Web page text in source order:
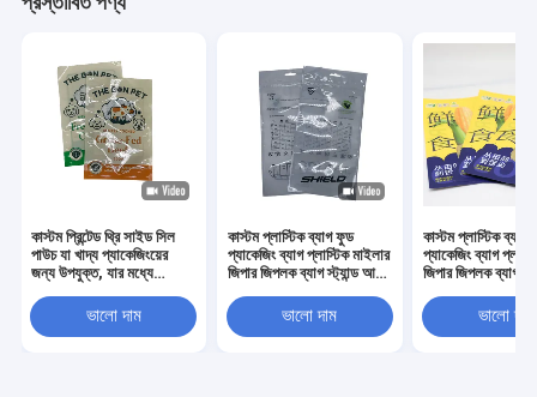
কাস্টম প্রিন্টেড থ্রি সাইড সিল
পাউচ যা খাদ্য প্যাকেজিংয়ের
জন্য উপযুক্ত, যার মধ্যে
এবং শুকনো খাবার অন্তর্ভুক্ত
রয়েছে, টিয়ার নচ এবং জিপার সহ
ভালো দাম
কাস্টম প্লাস্টিক ব্যাগ ফুড
প্যাকেজিং ব্যাগ প্লাস্টিক মাইলার
জিপার জিপলক ব্যাগ স্ট্যান্ড আপ
মশলা প্যাকেজিংভালো দাম
কাস্টম প্লাস্টিক ব্যাগ
প্যাকেজিং ব্যাগ
জিপার জিপলক ব্যাগ
মশলা প্যাকেজিংভালো দাম